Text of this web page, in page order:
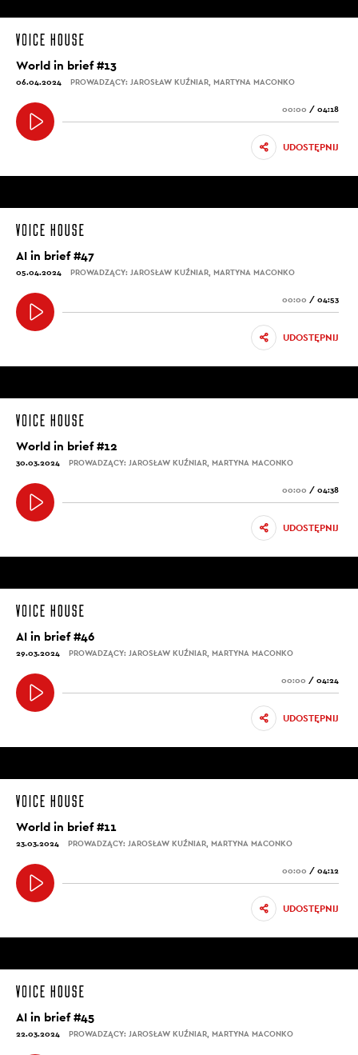
World in brief #13
06.04.2024 PROWADZĄCY: JAROSŁAW KUŹNIAR, MARTYNA MACONKO
00:00 / 04:18
UDOSTĘPNIJ
AI in brief #47
05.04.2024 PROWADZĄCY: JAROSŁAW KUŹNIAR, MARTYNA MACONKO
00:00 / 04:53
UDOSTĘPNIJ
World in brief #12
30.03.2024 PROWADZĄCY: JAROSŁAW KUŹNIAR, MARTYNA MACONKO
00:00 / 04:38
UDOSTĘPNIJ
AI in brief #46
29.03.2024 PROWADZĄCY: JAROSŁAW KUŹNIAR, MARTYNA MACONKO
00:00 / 04:24
UDOSTĘPNIJ
World in brief #11
23.03.2024 PROWADZĄCY: JAROSŁAW KUŹNIAR, MARTYNA MACONKO
00:00 / 04:12
UDOSTĘPNIJ
AI in brief #45
22.03.2024 PROWADZĄCY: JAROSŁAW KUŹNIAR, MARTYNA MACONKO